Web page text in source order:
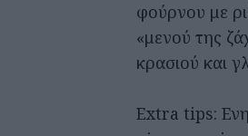
φούρνου με
«μενού της
κρασιού και
Extra tips: